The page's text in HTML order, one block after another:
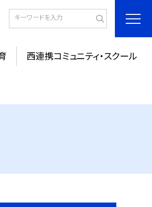
西連携コミュニティ・スクール